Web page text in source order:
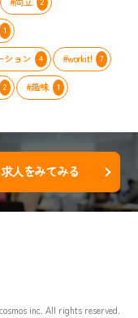
1
ション 4 #workit! 7
2 #趣味 1
求人をみてみる
inc. All rights reserved.